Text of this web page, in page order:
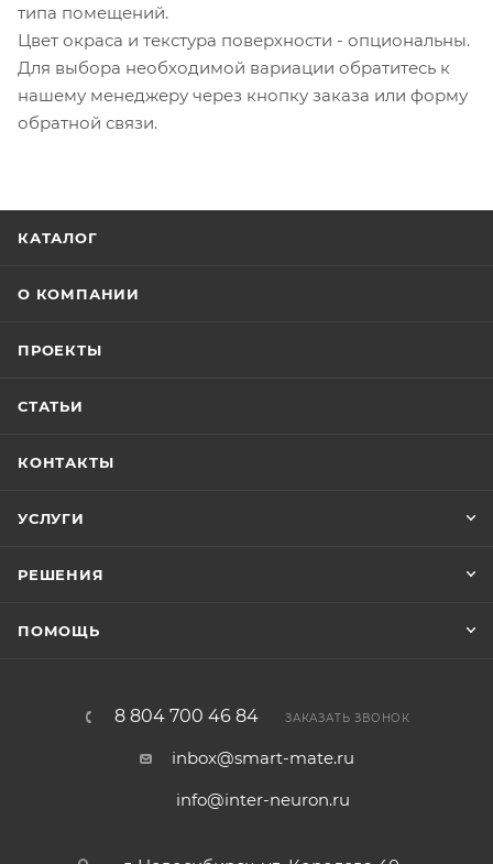
типа помещений.
Цвет окраса и текстура поверхности - опциональны.
Для выбора необходимой вариации обратитесь к
нашему менеджеру через кнопку заказа или форму
обратной связи.
КАТАЛОГ
О КОМПАНИИ
ПРОЕКТЫ
СТАТЬИ
КОНТАКТЫ
УСЛУГИ
РЕШЕНИЯ
ПОМОЩЬ
8 804 700 46 84 ЗАКАЗАТЬ ЗВОНОК
inbox@smart-mate.ru
info@inter-neuron.ru